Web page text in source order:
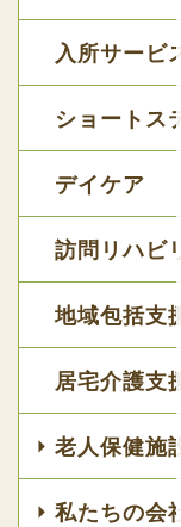
入所サービス
ショートス
デイケア
訪問リハビリ
地域包括支援
居宅介護支援
老人保健施
私たちの会